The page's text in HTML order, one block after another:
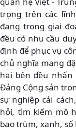
trọng trên các
đang trong giai
đều có nhu cầu
định để phục vụ
chủ nghĩa mang
hai bên đều
Đảng Cộng sản
sự nghiệp cải
hỏi, tìm kiếm mô
bao trùm, xanh,